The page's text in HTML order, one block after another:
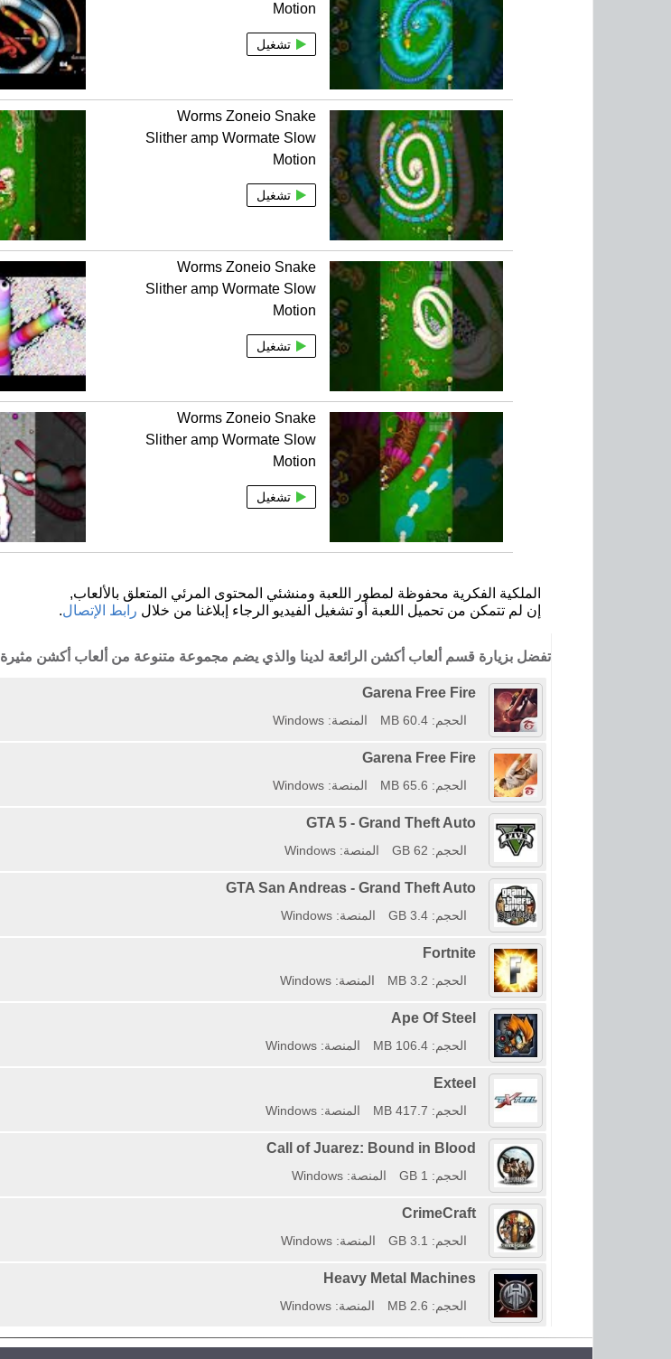
Motion
تشغيل
Worms Zoneio Snake
Slither amp Wormate Slow
Motion
تشغيل
Worms Zoneio Snake
Slither amp Wormate Slow
Motion
تشغيل
Worms Zoneio Snake
Slither amp Wormate Slow
Motion
تشغيل
الملكية الفكرية محفوظة لمطور اللعبة ومنشئي المحتوى المرئي المتعلق بالألعاب,
إن لم تتمكن من تحميل اللعبة أو تشغيل الفيديو الرجاء إبلاغنا من خلال رابط الإتصال.
تفضل بزيارة قسم ألعاب أكشن الرائعة لدينا والذي يضم مجموعة متنوعة من ألعاب أكشن مثيرة
Garena Free Fire
الحجم: 60.4 MB المنصة: Windows
Garena Free Fire
الحجم: 65.6 MB المنصة: Windows
GTA 5 - Grand Theft Auto
الحجم: 62 GB المنصة: Windows
GTA San Andreas - Grand Theft Auto
الحجم: 3.4 GB المنصة: Windows
Fortnite
الحجم: 3.2 MB المنصة: Windows
Ape Of Steel
الحجم: 106.4 MB المنصة: Windows
Exteel
الحجم: 417.7 MB المنصة: Windows
Call of Juarez: Bound in Blood
الحجم: 1 GB المنصة: Windows
CrimeCraft
الحجم: 3.1 GB المنصة: Windows
Heavy Metal Machines
الحجم: 2.6 MB المنصة: Windows